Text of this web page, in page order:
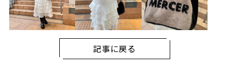
記事に戻る